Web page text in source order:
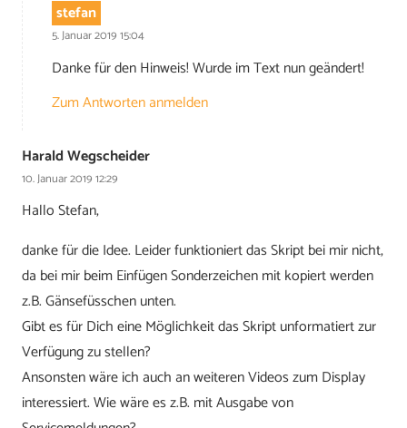
stefan
5. Januar 2019 15:04
Danke für den Hinweis! Wurde im Text nun geändert!
Zum Antworten anmelden
Harald Wegscheider
10. Januar 2019 12:29
Hallo Stefan,
danke für die Idee. Leider funktioniert das Skript bei mir nicht,
da bei mir beim Einfügen Sonderzeichen mit kopiert werden
z.B. Gänsefüsschen unten.
Gibt es für Dich eine Möglichkeit das Skript unformatiert zur
Verfügung zu stellen?
Ansonsten wäre ich auch an weiteren Videos zum Display
interessiert. Wie wäre es z.B. mit Ausgabe von